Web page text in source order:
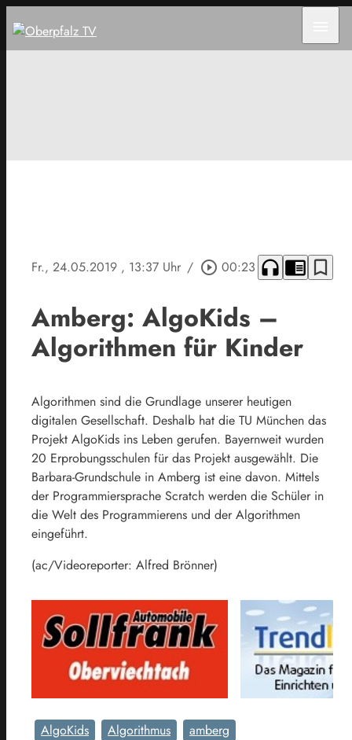
Fr., 24.05.2019 , 13:37 Uhr / play_circle_outline 00:23 headphones chrome_reader_mode bookmark_border
Amberg: AlgoKids –
Algorithmen für Kinder
Algorithmen sind die Grundlage unserer heutigen
digitalen Gesellschaft. Deshalb hat die TU München das
Projekt AlgoKids ins Leben gerufen. Bayernweit wurden
20 Erprobungsschulen für das Projekt ausgewählt. Die
Barbara-Grundschule in Amberg ist eine davon. Mittels
der Programmiersprache Scratch werden die Schüler in
die Welt des Programmierens und der Algorithmen
eingeführt.
(ac/Videoreporter: Alfred Brönner)
AlgoKids Algorithmus
amberg